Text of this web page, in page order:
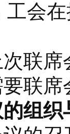
会
次联
要联
组织